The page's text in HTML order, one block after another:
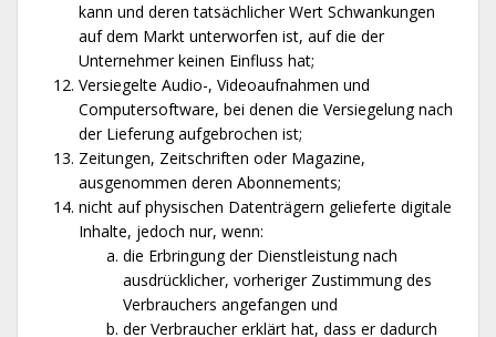
kann und deren tatsächlicher Wert Schwankungen
auf dem Markt unterworfen ist, auf die der
Unternehmer keinen Einfluss hat;
Versiegelte Audio-, Videoaufnahmen und
Computersoftware, bei denen die Versiegelung nach
der Lieferung aufgebrochen ist;
Zeitungen, Zeitschriften oder Magazine,
ausgenommen deren Abonnements;
nicht auf physischen Datenträgern gelieferte digitale
Inhalte, jedoch nur, wenn:
die Erbringung der Dienstleistung nach
ausdrücklicher, vorheriger Zustimmung des
Verbrauchers angefangen und
der Verbraucher erklärt hat, dass er dadurch